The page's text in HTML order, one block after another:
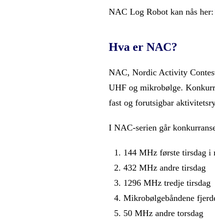
NAC Log Robot kan nås her:
Hva er NAC?
NAC, Nordic Activity
UHF og mikrobølge.
fast og forutsigbar
I NAC-serien går
144 MHz første tirsdag i
432 MHz andre tirsdag
1296 MHz tredje tirsdag
Mikrobølgebåndene
50 MHz andre torsdag